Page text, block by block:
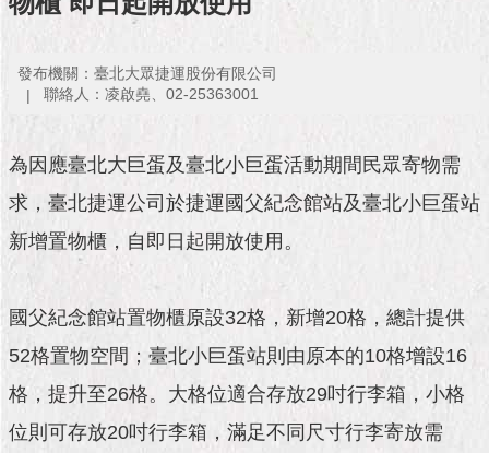
府
團
隊
政
公
告
施
政
願
及
成
果
發布機關：臺北大眾捷運股份有限公司
聯絡人：凌啟堯、02-25363001
為因應臺北大巨蛋及臺北小巨蛋活動期間民眾寄物需
求，臺北捷運公司於捷運國父紀念館站及臺北小巨蛋站
新增置物櫃，自即日起開放使用。
國父紀念館站置物櫃原設32格，新增20格，總計提供
52格置物空間；臺北小巨蛋站則由原本的10格增設16
格，提升至26格。大格位適合存放29吋行李箱，小格
位則可存放20吋行李箱，滿足不同尺寸行李寄放需